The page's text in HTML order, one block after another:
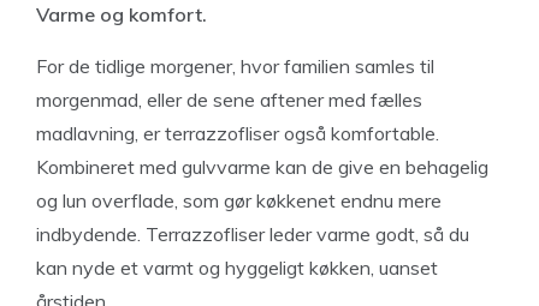
Varme og komfort.
For de tidlige morgener, hvor familien samles til
morgenmad, eller de sene aftener med fælles
madlavning, er terrazzofliser også komfortable.
Kombineret med gulvvarme kan de give en behagelig
og lun overflade, som gør køkkenet endnu mere
indbydende. Terrazzofliser leder varme godt, så du
kan nyde et varmt og hyggeligt køkken, uanset
årstiden.